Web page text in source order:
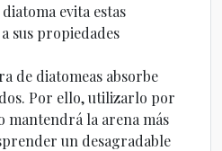
evita estas
sus propiedades
de diatomeas absorbe
Por ello, utilizarlo por
mantendrá la arena más
un desagradable